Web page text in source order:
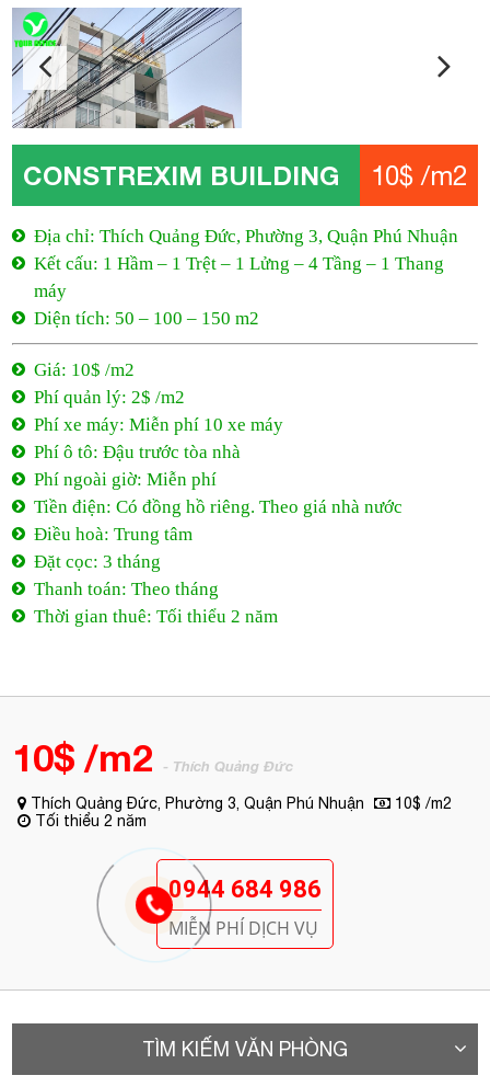
CONSTREXIM BUILDING 10$ /m2
Địa chỉ: Thích Quảng Đức, Phường 3, Quận Phú Nhuận
Kết cấu: 1 Hầm – 1 Trệt – 1 Lửng – 4 Tầng – 1 Thang
máy
Diện tích: 50 – 100 – 150 m2
Giá: 10$ /m2
Phí quản lý: 2$ /m2
Phí xe máy: Miễn phí 10 xe máy
Phí ô tô: Đậu trước tòa nhà
Phí ngoài giờ: Miễn phí
Tiền điện: Có đồng hồ riêng. Theo giá nhà nước
Điều hoà: Trung tâm
Đặt cọc: 3 tháng
Thanh toán: Theo tháng
Thời gian thuê: Tối thiểu 2 năm
10$ /m2 - Thích Quảng Đức
Thích Quảng Đức, Phường 3, Quận Phú Nhuận
10$ /m2
Tối thiểu 2 năm
0944 684 986
MIỄN PHÍ DỊCH VỤ
TÌM KIẾM VĂN PHÒNG